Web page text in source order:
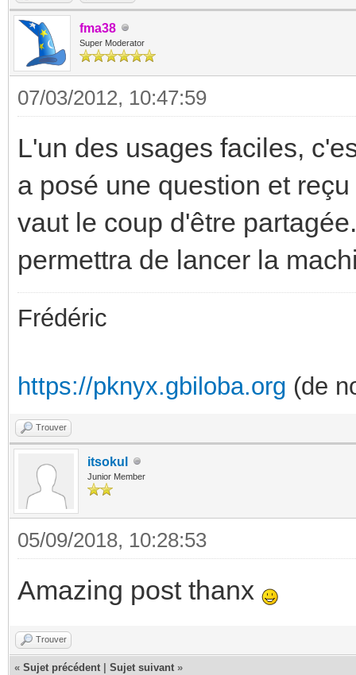
fma38
Super Moderator
07/03/2012, 10:47:59
L'un des usages faciles,
a posé une question et
vaut le coup d'être
permettra de lancer la
Frédéric
https://pknyx.gbiloba.org (de
Trouver
itsokul
Junior Member
05/09/2018, 10:28:53
Amazing post thanx
Trouver
« Sujet précédent Sujet suivant »